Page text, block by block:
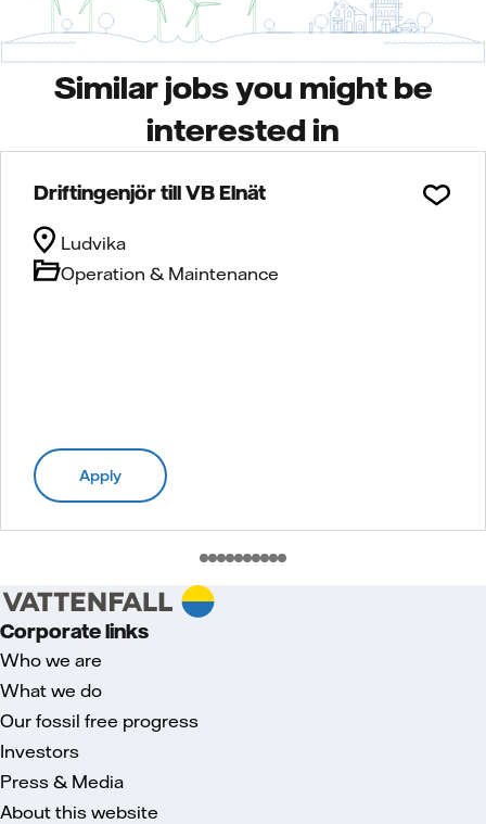
Similar jobs you might be
interested in
Driftingenjör till VB Elnät
Operation & Maintenance
Ludvika
Apply
Corporate links
Who we are
What we do
Our fossil free progress
Investors
Press & Media
About this website